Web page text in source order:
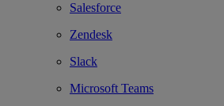
Salesforce
Zendesk
Slack
Microsoft Teams